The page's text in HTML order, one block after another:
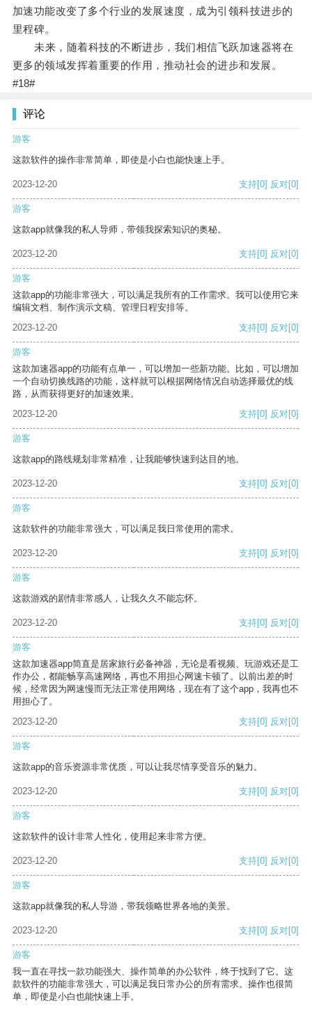
加速功能改变了多个行业的发展速度，成为引领科技进步的
里程碑。
未来，随着科技的不断进步，我们相信飞跃加速器将在
更多的领域发挥着重要的作用，推动社会的进步和发展。
#18#
评论
游客
这款软件的操作非常简单，即使是小白也能快速上手。
2023-12-20 支持[0] 反对[0]
游客
这款app就像我的私人导师，带领我探索知识的奥秘。
2023-12-20 支持[0] 反对[0]
游客
这款app的功能非常强大，可以满足我所有的工作需求。我可以使用它来
编辑文档、制作演示文稿、管理日程安排等。
2023-12-20
支持[0] 反对[0]
游客
这款加速器app的功能有点单一，可以增加一些新功能。比如，可以增加
一个自动切换线路的功能，这样就可以根据网络情况自动选择最优的线
路，从而获得更好的加速效果。
2023-12-20
支持[0] 反对[0]
游客
这款app的路线规划非常精准，让我能够快速到达目的地。
2023-12-20 支持[0] 反对[0]
游客
这款软件的功能非常强大，可以满足我日常使用的需求。
2023-12-20 支持[0] 反对[0]
游客
这款游戏的剧情非常感人，让我久久不能忘怀。
2023-12-20 支持[0] 反对[0]
游客
这款加速器app简直是居家旅行必备神器，无论是看视频、玩游戏还是工
作办公，都能畅享高速网络，再也不用担心网速卡顿了。以前出差的时
候，经常因为网速慢而无法正常使用网络，现在有了这个app，我再也不
用担心了。
2023-12-20
支持[0] 反对[0]
游客
这款app的音乐资源非常优质，可以让我尽情享受音乐的魅力。
2023-12-20 支持[0] 反对[0]
游客
这款软件的设计非常人性化，使用起来非常方便。
2023-12-20 支持[0] 反对[0]
游客
这款app就像我的私人导游，带我领略世界各地的美景。
2023-12-20 支持[0] 反对[0]
游客
我一直在寻找一款功能强大、操作简单的办公软件，终于找到了它。这
款软件的功能非常强大，可以满足我日常办公的所有需求。操作也很简
单，即使是小白也能快速上手。